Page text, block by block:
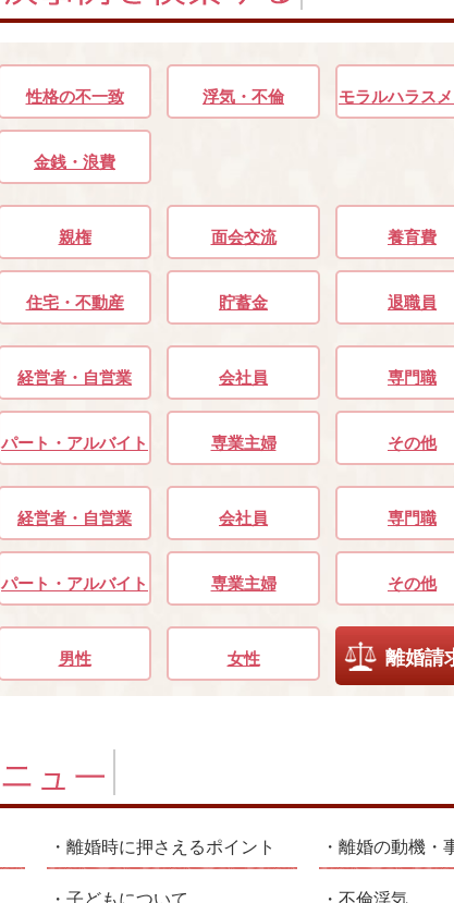
性格の不一致 浮気・不倫 モラルハラス
金銭・浪費
親権 面会交流 養育費
住宅・不動産 貯蓄金 退職員
経営者・自営業 会社員 専門職
パート・アルバイト 専業主婦 その他
経営者・自営業 会社員 専門職
パート・アルバイト 専業主婦 その他
男性 女性 離婚請
離婚時に押さえるポイント 離婚の動機・
子どもについて 不倫浮気